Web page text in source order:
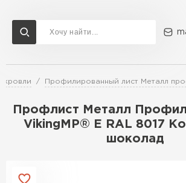
кровли Профилированный лист Металл
Профлист Металл
VikingMP® E RAL 8017
шоколад
Сервисы расчета
Расчет штакетника для забора
Расчет водостока
Расчет софитов для кровли
Расчет кровли из профнастила
Доставка